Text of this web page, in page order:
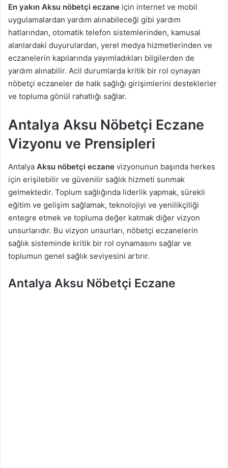
En yakın Aksu nöbetçi eczane için internet ve mobil
uygulamalardan yardım alınabileceği gibi yardım
hatlarından, otomatik telefon sistemlerinden, kamusal
alanlardaki duyurulardan, yerel medya hizmetlerinden ve
eczanelerin kapılarında yayımladıkları bilgilerden de
yardım alınabilir. Acil durumlarda kritik bir rol oynayan
nöbetçi eczaneler de halk sağlığı girişimlerini desteklerler
ve topluma gönül rahatlığı sağlar.
Antalya Aksu Nöbetçi Eczane
Vizyonu ve Prensipleri
Antalya Aksu nöbetçi eczane vizyonunun başında herkes
için erişilebilir ve güvenilir sağlık hizmeti sunmak
gelmektedir. Toplum sağlığında liderlik yapmak, sürekli
eğitim ve gelişim sağlamak, teknolojiyi ve yenilikçiliği
entegre etmek ve topluma değer katmak diğer vizyon
unsurlarıdır. Bu vizyon unsurları, nöbetçi eczanelerin
sağlık sisteminde kritik bir rol oynamasını sağlar ve
toplumun genel sağlık seviyesini artırır.
Antalya Aksu Nöbetçi Eczane